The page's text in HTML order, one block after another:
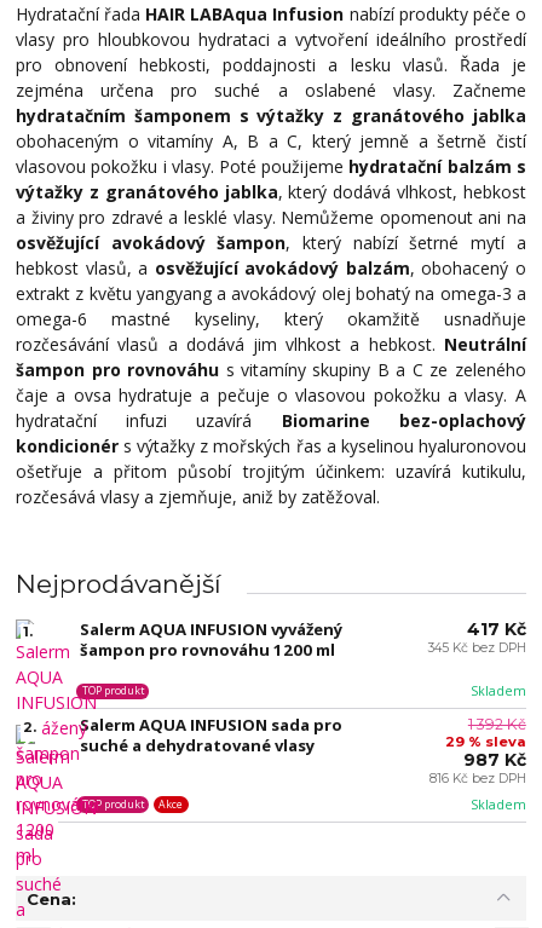
Hydratační řada HAIR LABAqua Infusion nabízí produkty péče o
vlasy pro hloubkovou hydrataci a vytvoření ideálního prostředí
pro obnovení hebkosti, poddajnosti a lesku vlasů. Řada je
zejména určena pro suché a oslabené vlasy. Začneme
hydratačním šamponem s výtažky z granátového jablka
obohaceným o vitamíny A, B a C, který jemně a šetrně čistí
vlasovou pokožku i vlasy. Poté použijeme hydratační balzám s
výtažky z granátového jablka, který dodává vlhkost, hebkost
a živiny pro zdravé a lesklé vlasy. Nemůžeme opomenout ani na
osvěžující avokádový šampon, který nabízí šetrné mytí a
hebkost vlasů, a osvěžující avokádový balzám, obohacený o
extrakt z květu yangyang a avokádový olej bohatý na omega-3 a
omega-6 mastné kyseliny, který okamžitě usnadňuje
rozčesávání vlasů a dodává jim vlhkost a hebkost. Neutrální
šampon pro rovnováhu s vitamíny skupiny B a C ze zeleného
čaje a ovsa hydratuje a pečuje o vlasovou pokožku a vlasy. A
hydratační infuzi uzavírá Biomarine bez-oplachový
kondicionér s výtažky z mořských řas a kyselinou hyaluronovou
ošetřuje a přitom působí trojitým účinkem: uzavírá kutikulu,
rozčesává vlasy a zjemňuje, aniž by zatěžoval.
Nejprodávanější
1.
Salerm AQUA INFUSION vyvážený
šampon pro rovnováhu 1200 ml
Skladem
TOP produkt
417 Kč
345 Kč bez DPH
2.
Salerm AQUA INFUSION sada pro
suché a dehydratované vlasy
Skladem
TOP produkt Akce
1 392 Kč
29 % sleva
987 Kč
816 Kč bez DPH
Cena: